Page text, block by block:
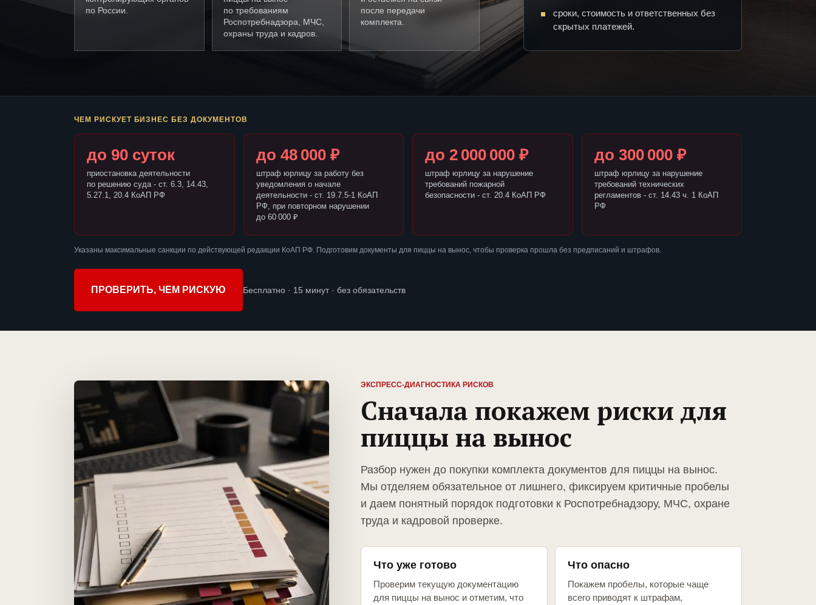
по России.
по требованиям
Роспотребнадзора, МЧС,
охраны труда и кадров.
после передачи
комплекта.
сроки, стоимость и ответственных без
скрытых платежей.
ЧЕМ РИСКУЕТ БИЗНЕС БЕЗ ДОКУМЕНТОВ
до 90 суток
приостановка деятельности
по решению суда - ст. 6.3, 14.43,
5.27.1, 20.4 КоАП РФ
до 48 000 ₽
штраф юрлицу за работу без
уведомления о начале
деятельности - ст. 19.7.5-1 КоАП
РФ, при повторном нарушении
до 60 000 ₽
до 2 000 000 ₽
штраф юрлицу за нарушение
требований пожарной
безопасности - ст. 20.4 КоАП РФ
до 300 000 ₽
штраф юрлицу за нарушение
требований технических
регламентов - ст. 14.43 ч. 1 КоАП
РФ
Указаны максимальные санкции по действующей редакции КоАП РФ. Подготовим документы для пиццы на вынос, чтобы проверка прошла без предписаний и штрафов.
ПРОВЕРИТЬ, ЧЕМ РИСКУЮ Бесплатно · 15 минут · без обязательств
ЭКСПРЕСС-ДИАГНОСТИКА РИСКОВ
Сначала покажем риски для
пиццы на вынос
Разбор нужен до покупки комплекта документов для пиццы на вынос.
Мы отделяем обязательное от лишнего, фиксируем критичные пробелы
и даем понятный порядок подготовки к Роспотребнадзору, МЧС, охране
труда и кадровой проверке.
Что уже готово
Проверим текущую документацию
для пиццы на вынос и отметим, что
Что опасно
Покажем пробелы, которые чаще
всего приводят к штрафам,